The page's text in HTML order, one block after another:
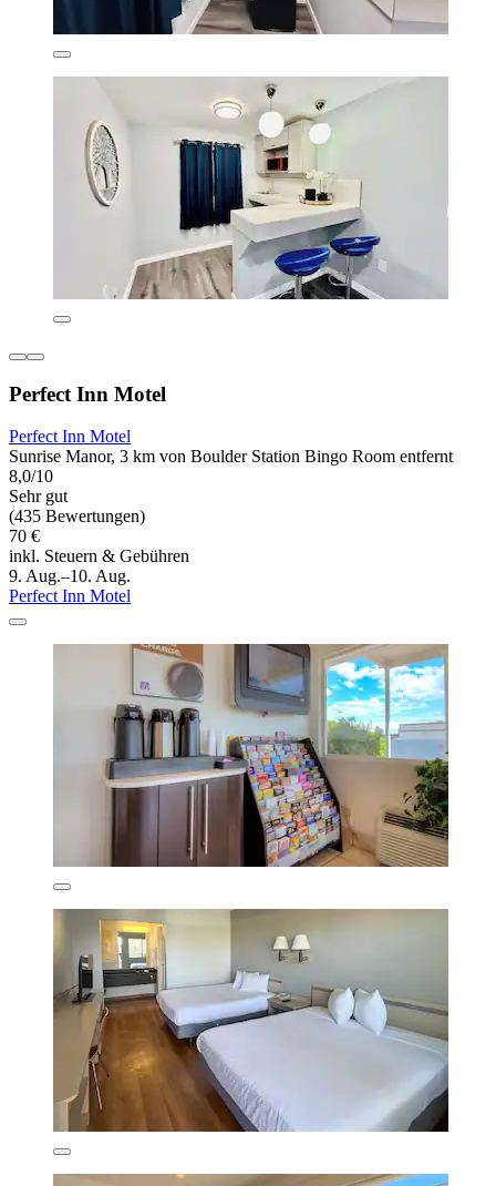
Perfect Inn Motel
Perfect Inn Motel
Sunrise Manor, 3 km von Boulder Station Bingo Room entfernt
8,0/10
Sehr gut
(435 Bewertungen)
70 €
inkl. Steuern & Gebühren
9. Aug.–10. Aug.
Perfect Inn Motel